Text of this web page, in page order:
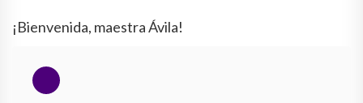
¡Bienvenida, maestra Ávila!